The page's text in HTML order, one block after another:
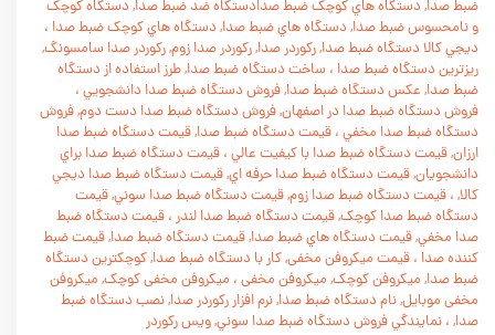
ضبط صدا, دستگاه هاي کوچک ضبط صدادستگاه ضد ضبط صدا, دستگاه کوچک
و نامحسوس ضبط صدا, دستگاه هاي ضبط صدا, دستگاه هاي کوچک ضبط صدا ،
ديجي کالا دستگاه ضبط صدا, رکوردر صدا, رکوردر صدا زوم, رکوردر صدا سامسونگ,
ريزترين دستگاه ضبط صدا ، ساخت دستگاه ضبط صدا, طرز استفاده از دستگاه
ضبط صدا, عکس دستگاه ضبط صدا, فروش دستگاه ضبط صدا دانشجويي ،
فروش دستگاه ضبط صدا در اصفهان, فروش دستگاه ضبط صدا دست دوم, فروش
دستگاه ضبط صدا مخفي ، قيمت دستگاه ضبط صدا, قيمت دستگاه ضبط صدا
ارزان, قيمت دستگاه ضبط صدا با کيفيت عالي ، قيمت دستگاه ضبط صدا براي
دانشجويان, قيمت دستگاه ضبط صدا حرفه اي, قيمت دستگاه ضبط صدا ديجي
کالا, ، قيمت دستگاه ضبط صدا زوم, قيمت دستگاه ضبط صدا سوني, قيمت
دستگاه ضبط صدا کوچک, قيمت دستگاه ضبط صدا لندر ، قيمت دستگاه ضبط
صدا مخفي, قيمت دستگاه هاي ضبط صدا, قیمت دستگاه ضبط صدا, قیمت ضبط
کننده صدا ، قیمت میکروفن مخفی, کار با دستگاه ضبط صدا, کوچکترین دستگاه
ضبط صدا, میکروفن کوچک, میکروفن مخفی ، میکروفن مخفی کوچک, میکروفن
مخفی موبایل, نام دستگاه ضبط صدا, نرم افزار رکوردر صدا, نصب دستگاه ضبط
صدا, ، نمايندگي فروش دستگاه ضبط صدا سوني, ویس رکوردر